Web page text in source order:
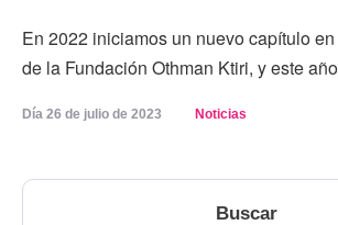
En 2022 iniciamos un nuevo capítulo
de la Fundación Othman Ktiri, y este
Día 26 de julio de 2023 Noticias
Buscar